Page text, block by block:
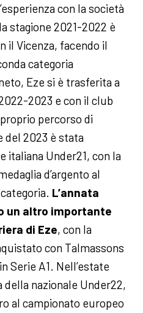
con la società
stagione 2021-2022 è
il Vicenza, facendo il
categoria
Eze si è trasferita a
2023 e con il club
percorso di
del 2023 è stata
italiana Under21, con la
d’argento al
L’annata
un altro importante
di Eze, con la
con Talmassons
Serie A1. Nell’estate
nazionale Under22,
al campionato europeo